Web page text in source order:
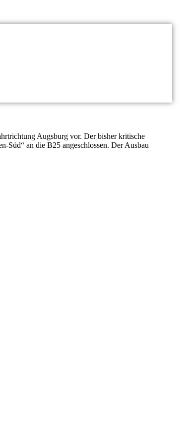
Augsburg vor. Der bisher kritische
Süd“ an die B25 angeschlossen. Der Ausbau